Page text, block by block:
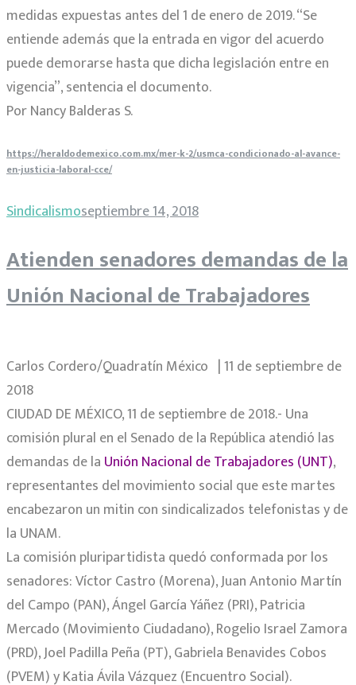
medidas expuestas antes del 1 de enero de 2019. “Se
entiende además que la entrada en vigor del acuerdo
puede demorarse hasta que dicha legislación entre en
vigencia”, sentencia el documento.
Por Nancy Balderas S.
https://heraldodemexico.com.mx/mer-k-2/usmca-condicionado-al-avance-
en-justicia-laboral-cce/
Sindicalismoseptiembre 14, 2018
Atienden senadores demandas de la
Unión Nacional de Trabajadores
Carlos Cordero/Quadratín México | 11 de septiembre de
2018
CIUDAD DE MÉXICO, 11 de septiembre de 2018.- Una
comisión plural en el Senado de la República atendió las
demandas de la Unión Nacional de Trabajadores (UNT),
representantes del movimiento social que este martes
encabezaron un mitin con sindicalizados telefonistas y de
la UNAM.
La comisión pluripartidista quedó conformada por los
senadores: Víctor Castro (Morena), Juan Antonio Martín
del Campo (PAN), Ángel García Yáñez (PRI), Patricia
Mercado (Movimiento Ciudadano), Rogelio Israel Zamora
(PRD), Joel Padilla Peña (PT), Gabriela Benavides Cobos
(PVEM) y Katia Ávila Vázquez (Encuentro Social).